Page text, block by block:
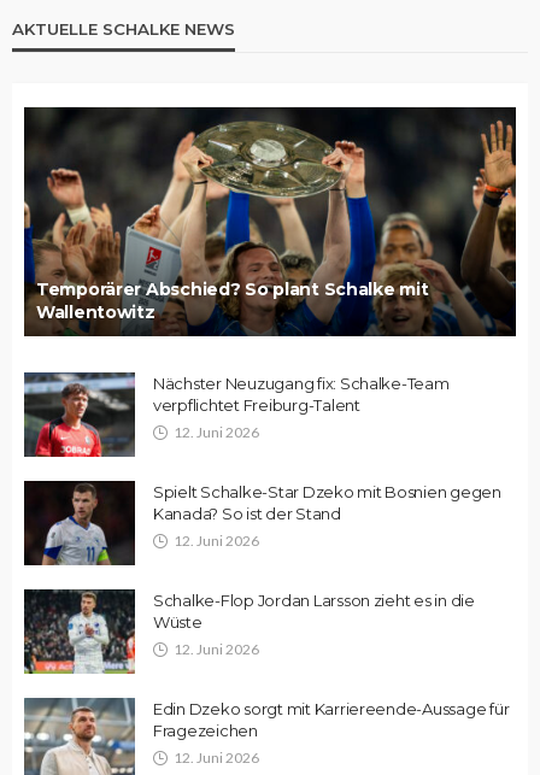
AKTUELLE SCHALKE NEWS
Temporärer Abschied? So plant Schalke mit
Wallentowitz
Nächster Neuzugang fix: Schalke-Team
verpflichtet Freiburg-Talent
12. Juni 2026
Spielt Schalke-Star Dzeko mit Bosnien gegen
Kanada? So ist der Stand
12. Juni 2026
Schalke-Flop Jordan Larsson zieht es in die
Wüste
12. Juni 2026
Edin Dzeko sorgt mit Karriereende-Aussage für
Fragezeichen
12. Juni 2026